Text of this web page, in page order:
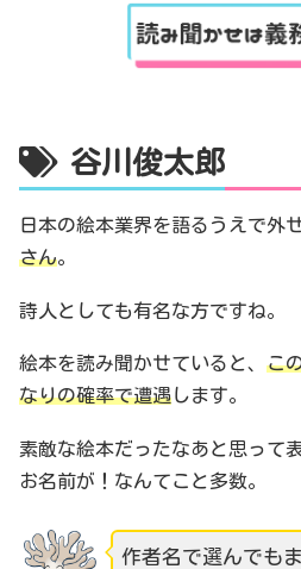
谷川俊太郎
日本の絵本業界を語るうえで外
さん。
詩人としても有名な方ですね。
絵本を読み聞かせていると、 こ
なりの確率で遭遇します。
素敵な絵本だったなあと思って
お名前が！なんてこと多数。
作者名で選んでも